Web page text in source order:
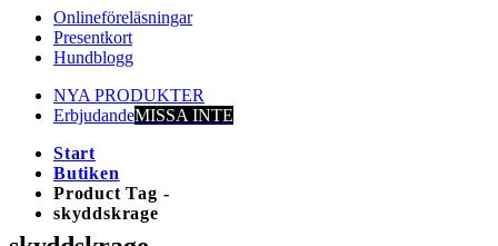
Onlineföreläsningar
Presentkort
Hundblogg
NYA PRODUKTER
ErbjudandeMISSA INTE
Start
Butiken
Product Tag -
skyddskrage